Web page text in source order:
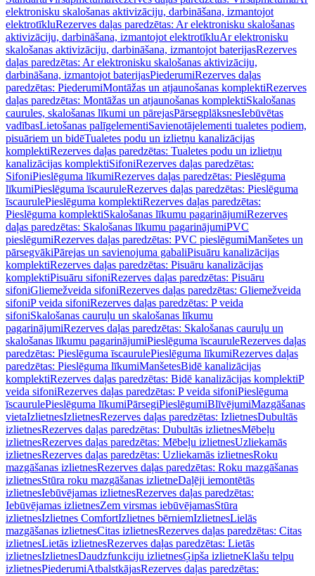
elektronisku skalošanas aktivizāciju, darbināšana, izmantojot
elektrotīkluRezerves daļas paredzētas: Ar elektronisku skalošanas
aktivizāciju, darbināšana, izmantojot elektrotīkluAr elektronisku
skalošanas aktivizāciju, darbināšana, izmantojot baterijasRezerves
daļas paredzētas: Ar elektronisku skalošanas aktivizāciju,
darbināšana, izmantojot baterijasPiederumiRezerves daļas
paredzētas: PiederumiMontāžas un atjaunošanas komplektiRezerves
daļas paredzētas: Montāžas un atjaunošanas komplektiSkalošanas
caurules, skalošanas līkumi un pārejasPārsegplāksnesIebūvētas
vadībasLietošanas palīgelementiSavienotājelementi tualetes podiem,
pisuāriem un bidēTualetes podu un izlietņu kanalizācijas
komplektiRezerves daļas paredzētas: Tualetes podu un izlietņu
kanalizācijas komplektiSifoniRezerves daļas paredzētas:
SifoniPieslēguma līkumiRezerves daļas paredzētas: Pieslēguma
līkumiPieslēguma īscauruleRezerves daļas paredzētas: Pieslēguma
īscaurulePieslēguma komplektiRezerves daļas paredzētas:
Pieslēguma komplektiSkalošanas līkumu pagarinājumiRezerves
daļas paredzētas: Skalošanas līkumu pagarinājumiPVC
pieslēgumiRezerves daļas paredzētas: PVC pieslēgumiManšetes un
pārsegvākiPārejas un savienojuma gabaliPisuāru kanalizācijas
komplektiRezerves daļas paredzētas: Pisuāru kanalizācijas
komplektiPisuāru sifoniRezerves daļas paredzētas: Pisuāru
sifoniGliemežveida sifoniRezerves daļas paredzētas: Gliemežveida
sifoniP veida sifoniRezerves daļas paredzētas: P veida
sifoniSkalošanas cauruļu un skalošanas līkumu
pagarinājumiRezerves daļas paredzētas: Skalošanas cauruļu un
skalošanas līkumu pagarinājumiPieslēguma īscauruleRezerves daļas
paredzētas: Pieslēguma īscaurulePieslēguma līkumiRezerves daļas
paredzētas: Pieslēguma līkumiManšetesBidē kanalizācijas
komplektiRezerves daļas paredzētas: Bidē kanalizācijas komplektiP
veida sifoniRezerves daļas paredzētas: P veida sifoniPieslēguma
īscaurulePieslēguma līkumiPārsegiPieslēgumiBlīvējumiMazgāšanas
vietaIzlietnesIzlietnesRezerves daļas paredzētas: IzlietnesDubultās
izlietnesRezerves daļas paredzētas: Dubultās izlietnesMēbeļu
izlietnesRezerves daļas paredzētas: Mēbeļu izlietnesUzliekamās
izlietnesRezerves daļas paredzētas: Uzliekamās izlietnesRoku
mazgāšanas izlietnesRezerves daļas paredzētas: Roku mazgāšanas
izlietnesStūra roku mazgāšanas izlietneDaļēji iemontētās
izlietnesIebūvējamas izlietnesRezerves daļas paredzētas:
Iebūvējamas izlietnesZem virsmas iebūvējamasStūra
izlietnesIzlietnes ComfortIzlietnes bērniemIzlietnesLielās
mazgāšanas izlietnesCitas izlietnesRezerves daļas paredzētas: Citas
izlietnesLietās izlietnesRezerves daļas paredzētas: Lietās
izlietnesIzlietnesDaudzfunkciju izlietnesĢipša izlietneKlašu telpu
izlietnesPiederumiAtbalstkājasRezerves daļas paredzētas: